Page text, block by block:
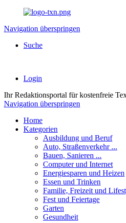
Navigation überspringen
Suche
Login
Ihr Redaktionsportal für kostenfreie
Navigation überspringen
Home
Kategorien
Ausbildung und Beruf
Auto, Straßenverkehr ...
Bauen, Sanieren ...
Computer und Internet
Energiesparen und Heizen
Essen und Trinken
Familie, Freizeit und
Fest und Feiertage
Garten
Gesundheit